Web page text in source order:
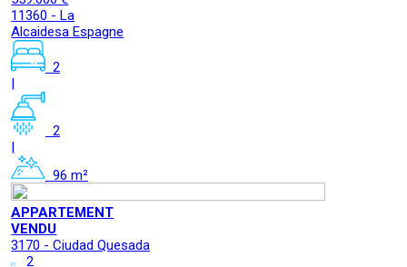
11360 - La
Alcaidesa Espagne
2
|
2
|
96 m²
APPARTEMENT
VENDU
3170 - Ciudad Quesada
2